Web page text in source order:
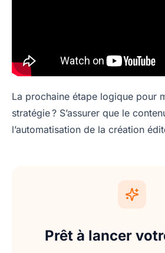
La prochaine étape logique pour
stratégie ? S’assurer que le
l’automatisation de la création
Prêt à lancer